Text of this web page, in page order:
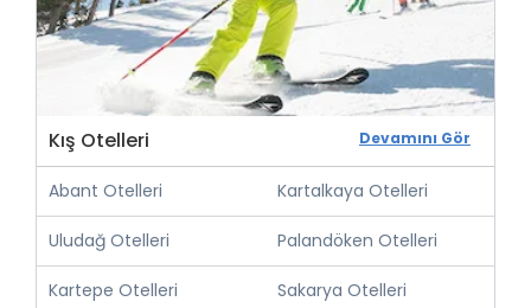
Kış Otelleri Devamını Gör
Abant Otelleri Kartalkaya Otelleri
Uludağ Otelleri Palandöken Otelleri
Kartepe Otelleri Sakarya Otelleri